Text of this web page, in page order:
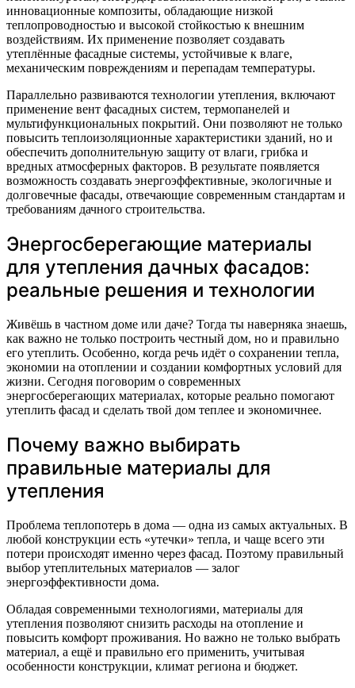
инновационные композиты, обладающие низкой
теплопроводностью и высокой стойкостью к внешним
воздействиям. Их применение позволяет создавать
утеплённые фасадные системы, устойчивые к влаге,
механическим повреждениям и перепадам температуры.
Параллельно развиваются технологии утепления, включают
применение вент фасадных систем, термопанелей и
мультифункциональных покрытий. Они позволяют не только
повысить теплоизоляционные характеристики зданий, но и
обеспечить дополнительную защиту от влаги, грибка и
вредных атмосферных факторов. В результате появляется
возможность создавать энергоэффективные, экологичные и
долговечные фасады, отвечающие современным стандартам и
требованиям дачного строительства.
Энергосберегающие материалы
для утепления дачных фасадов:
реальные решения и технологии
Живёшь в частном доме или даче? Тогда ты наверняка знаешь,
как важно не только построить честный дом, но и правильно
его утеплить. Особенно, когда речь идёт о сохранении тепла,
экономии на отоплении и создании комфортных условий для
жизни. Сегодня поговорим о современных
энергосберегающих материалах, которые реально помогают
утеплить фасад и сделать твой дом теплее и экономичнее.
Почему важно выбирать
правильные материалы для
утепления
Проблема теплопотерь в дома — одна из самых актуальных. В
любой конструкции есть «утечки» тепла, и чаще всего эти
потери происходят именно через фасад. Поэтому правильный
выбор утеплительных материалов — залог
энергоэффективности дома.
Обладая современными технологиями, материалы для
утепления позволяют снизить расходы на отопление и
повысить комфорт проживания. Но важно не только выбрать
материал, а ещё и правильно его применить, учитывая
особенности конструкции, климат региона и бюджет.